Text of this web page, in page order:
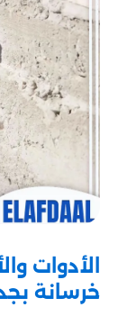
الأدوات
خرسانة